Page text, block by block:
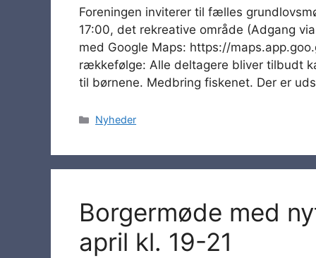
Foreningen inviterer til fælles
17:00, det rekreative område (Adgang
med Google Maps: https://
rækkefølge: Alle deltagere bliver tilbudt
til børnene. Medbring fiskenet. Der er
Categories
Nyheder
Borgermøde med
april kl. 19-21